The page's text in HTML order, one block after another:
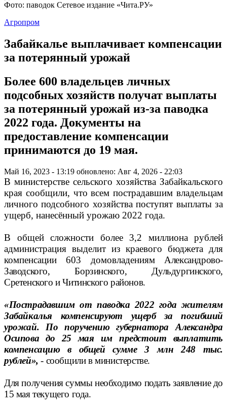
Фото: паводок Сетевое издание «Чита.РУ»
Агропром
Забайкалье выплачивает компенсации
за потерянный урожай
Более 600 владельцев личных
подсобных хозяйств получат выплаты
за потерянный урожай из-за паводка
2022 года. Документы на
предоставление компенсации
принимаются до 19 мая.
Май 16, 2023 - 13:19 обновлено: Авг 4, 2026 - 22:03
В министерстве сельского хозяйства Забайкальского
края сообщили, что всем пострадавшим владельцам
личного подсобного хозяйства поступят выплаты за
ущерб, нанесённый урожаю 2022 года.
В общей сложности более 3,2 миллиона рублей
администрация выделит из краевого бюджета для
компенсации 603 домовладениям Александрово-
Заводского, Борзинского, Дульдургинского,
Сретенского и Читинского районов.
«Пострадавшим от паводка 2022 года жителям
Забайкалья компенсируют ущерб за погибший
урожай. По поручению губернатора Александра
Осипова до 25 мая им предстоит выплатить
компенсацию в общей сумме 3 млн 248 тыс.
рублей», - сообщили в министерстве.
Для получения суммы необходимо подать заявление до
15 мая текущего года.